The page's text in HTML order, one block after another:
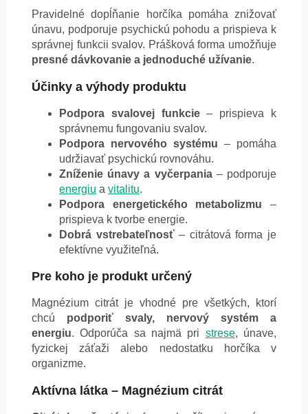
Pravidelné dopĺňanie horčíka pomáha znižovať
únavu, podporuje psychickú pohodu a prispieva k
správnej funkcii svalov. Prášková forma umožňuje
presné dávkovanie a jednoduché užívanie.
Účinky a výhody produktu
Podpora svalovej funkcie– prispieva k
správnemu fungovaniu svalov.
Podpora nervového systému – pomáha
udržiavať psychickú rovnováhu.
Zníženie únavy a vyčerpania– podporuje
energiu a vitalitu.
Podpora energetického metabolizmu –
prispieva k tvorbe energie.
Dobrá vstrebateľnosť– citrátová forma je
efektívne využiteľná.
Pre koho je produkt určený
Magnézium citrát je vhodné pre všetkých, ktorí
chcú podporiť svaly, nervový systém a
energiu. Odporúča sa najmä pri strese, únave,
fyzickej záťaži alebo nedostatku horčíka v
organizme.
Aktívna látka – Magnézium citrát